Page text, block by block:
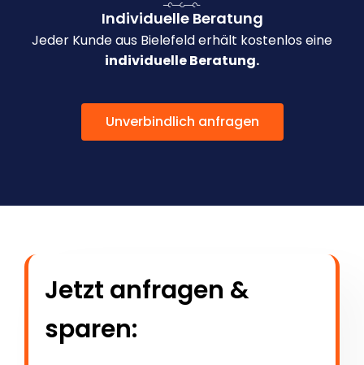
Individuelle Beratung
Jeder Kunde aus Bielefeld erhält kostenlos eine
individuelle Beratung.
Unverbindlich anfragen
Jetzt anfragen &
sparen: